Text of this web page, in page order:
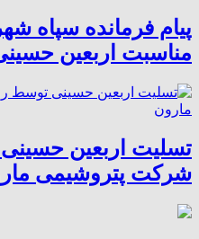
پیام فرمانده سپاه
مناسبت اربعین
تسلیت اربعین
شرکت پتروشیمی